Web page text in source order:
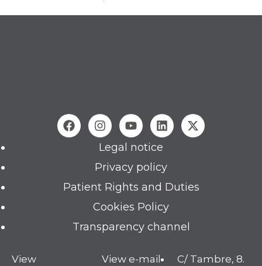
Legal notice
Privacy policy
Patient Rights and Duties
Cookies Policy
Transparency channel
View
View e-mail
C/ Tambre, 8.